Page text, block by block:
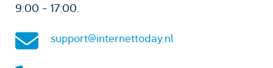
9:00 - 17:00.
support@internettoday.nl